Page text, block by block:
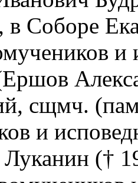
в Соборе
и
сщмч.
и
Луканин (†